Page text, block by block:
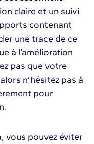
claire et un suivi
contenant
une trace de ce
à l’amélioration
pas que votre
n’hésitez pas à
pour
vous pouvez éviter